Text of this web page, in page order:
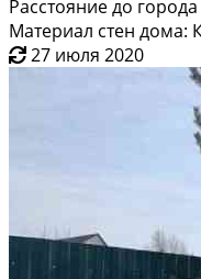
Расстояние до
Материал стен дома:
27 июля 2020